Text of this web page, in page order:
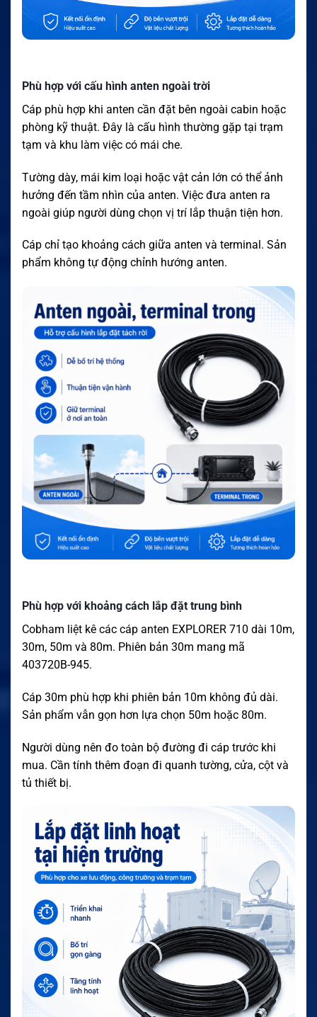
Phù hợp với cấu hình anten ngoài trời
Cáp phù hợp khi anten cần đặt bên ngoài cabin hoặc
phòng kỹ thuật. Đây là cấu hình thường gặp tại trạm
tạm và khu làm việc có mái che.
Tường dày, mái kim loại hoặc vật cản lớn có thể ảnh
hưởng đến tầm nhìn của anten. Việc đưa anten ra
ngoài giúp người dùng chọn vị trí lắp thuận tiện hơn.
Cáp chỉ tạo khoảng cách giữa anten và terminal. Sản
phẩm không tự động chỉnh hướng anten.
Phù hợp với khoảng cách lắp đặt trung bình
Cobham liệt kê các cáp anten EXPLORER 710 dài 10m,
30m, 50m và 80m. Phiên bản 30m mang mã
403720B-945.
Cáp 30m phù hợp khi phiên bản 10m không đủ dài.
Sản phẩm vẫn gọn hơn lựa chọn 50m hoặc 80m.
Người dùng nên đo toàn bộ đường đi cáp trước khi
mua. Cần tính thêm đoạn đi quanh tường, cửa, cột và
tủ thiết bị.